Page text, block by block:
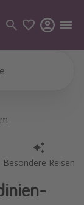
Besondere Reisen